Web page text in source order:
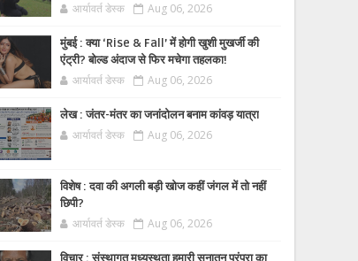
आर्यावर्त डेस्क Aug 06, 2026
मुंबई : क्या ‘Rise & Fall’ में होगी खुशी मुखर्जी की
एंट्री? बोल्ड अंदाज से फिर मचेगा तहलका!
आर्यावर्त डेस्क Aug 06, 2026
लेख : जंतर-मंतर का जनांदोलन बनाम कांवड़ यात्रा
आर्यावर्त डेस्क Aug 06, 2026
विशेष : दवा की अगली बड़ी खोज कहीं जंगल में तो नहीं
छिपी?
आर्यावर्त डेस्क Aug 06, 2026